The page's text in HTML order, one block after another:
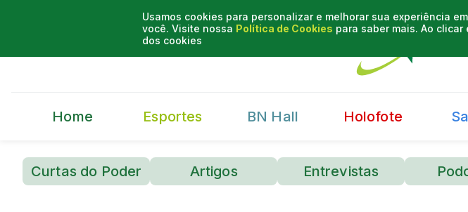
Usamos cookies para personalizar e melhorar sua experiência
você. Visite nossa Política de Cookies para saber mais. Ao
dos cookies
Home Esportes BN Hall Holofote
Curtas do Poder Artigos Entrevistas